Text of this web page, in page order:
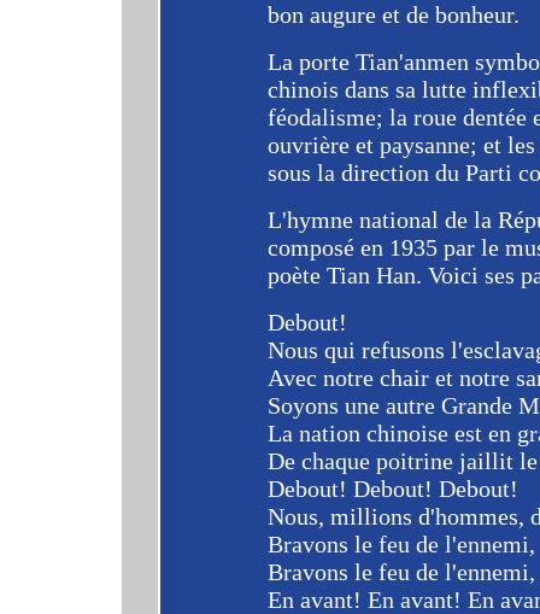
bon augure et de bonheur.
La porte Tian'anmen
chinois dans sa lutte
féodalisme; la roue dentée
ouvrière et paysanne; et
sous la direction du Parti
L'hymne national de la
composé en 1935 par le
poète Tian Han. Voici ses
Debout!
Nous qui refusons
Avec notre chair et notre
Soyons une autre Grande
La nation chinoise est en
De chaque poitrine jaillit
Debout! Debout! Debout!
Nous, millions d'hommes,
Bravons le feu de
Bravons le feu de
En avant! En avant! En